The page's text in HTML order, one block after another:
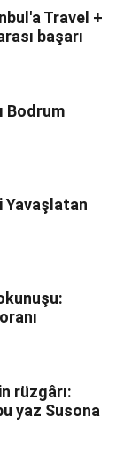
Travel +
başarı
Bodrum
Yavaşlatan
rüzgârı:
yaz Susona